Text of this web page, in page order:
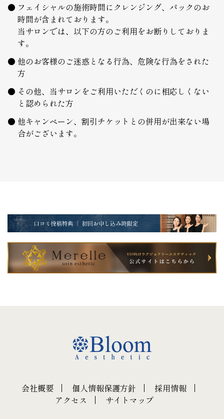
フェイシャルの施術時間にクレンジング、パックのお
時間が含まれております。
当サロンでは、以下の方のご利用をお断りしておりま
す。
他のお客様のご迷惑となる行為、危険な行為をされた
方
その他、当サロンをご利用いただくのに相応しくない
と認められた方
他キャンペーン、割引チケットとの併用が出来ない場
合がございます。
会社概要 個人情報保護方針
採用情報
アクセス
サイトマップ